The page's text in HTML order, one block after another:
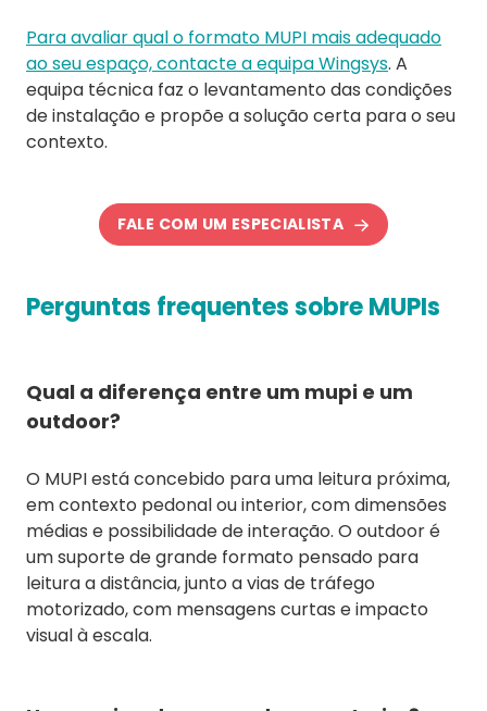
Para avaliar qual o formato MUPI mais adequado
ao seu espaço, contacte a equipa Wingsys. A
equipa técnica faz o levantamento das condições
de instalação e propõe a solução certa para o seu
contexto.
FALE COM UM ESPECIALISTA
Perguntas frequentes sobre MUPIs
Qual a diferença entre um mupi e um
outdoor?
O MUPI está concebido para uma leitura próxima,
em contexto pedonal ou interior, com dimensões
médias e possibilidade de interação. O outdoor é
um suporte de grande formato pensado para
leitura a distância, junto a vias de tráfego
motorizado, com mensagens curtas e impacto
visual à escala.